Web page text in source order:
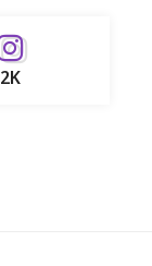
2K